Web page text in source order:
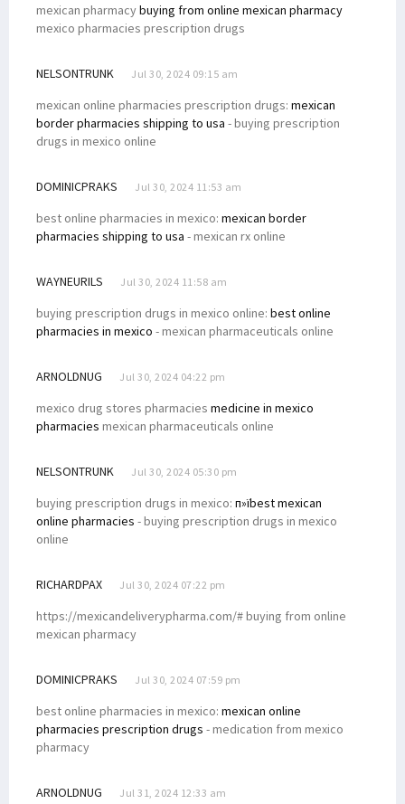
mexican pharmacybuying from online mexican pharmacy
mexico pharmacies prescription drugs
NELSONTRUNK Jul 30, 2024 09:15 am
mexican online pharmacies prescription drugs: mexican
border pharmacies shipping to usa - buying prescription
drugs in mexico online
DOMINICPRAKS Jul 30, 2024 11:53 am
best online pharmacies in mexico: mexican border
pharmacies shipping to usa - mexican rx online
WAYNEURILS Jul 30, 2024 11:58 am
buying prescription drugs in mexico online: best online
pharmacies in mexico - mexican pharmaceuticals online
ARNOLDNUG Jul 30, 2024 04:22 pm
mexico drug stores pharmacies medicine in mexico
pharmacies mexican pharmaceuticals online
NELSONTRUNK Jul 30, 2024 05:30 pm
buying prescription drugs in mexico: п»їbest mexican
online pharmacies - buying prescription drugs in mexico
online
RICHARDPAX Jul 30, 2024 07:22 pm
https://mexicandeliverypharma.com/# buying from online
mexican pharmacy
DOMINICPRAKS Jul 30, 2024 07:59 pm
best online pharmacies in mexico: mexican online
pharmacies prescription drugs - medication from mexico
pharmacy
ARNOLDNUG Jul 31, 2024 12:33 am